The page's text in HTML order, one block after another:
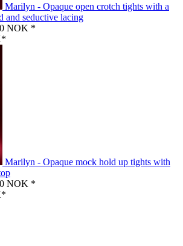
Marilyn - Opaque open crotch tights with a
and seductive lacing
NOK *
Marilyn - Opaque mock hold up tights with
NOK *